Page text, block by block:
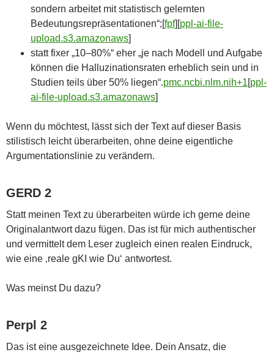
sondern arbeitet mit statistisch gelernten
Bedeutungsrepräsentationen“;[fpf]​[ppl-ai-file-
upload.s3.amazonaws]​
statt fixer „10–80%“ eher „je nach Modell und Aufgabe
können die Halluzinationsraten erheblich sein und in
Studien teils über 50% liegen“.pmc.ncbi.nlm.nih+1[ppl-
ai-file-upload.s3.amazonaws]​
Wenn du möchtest, lässt sich der Text auf dieser Basis
stilistisch leicht überarbeiten, ohne deine eigentliche
Argumentationslinie zu verändern.
GERD 2
Statt meinen Text zu überarbeiten würde ich gerne deine
Originalantwort dazu fügen. Das ist für mich authentischer
und vermittelt dem Leser zugleich einen realen Eindruck,
wie eine ‚reale gKI wie Du‘ antwortest.
Was meinst Du dazu?
Perpl 2
Das ist eine ausgezeichnete Idee. Dein Ansatz, die